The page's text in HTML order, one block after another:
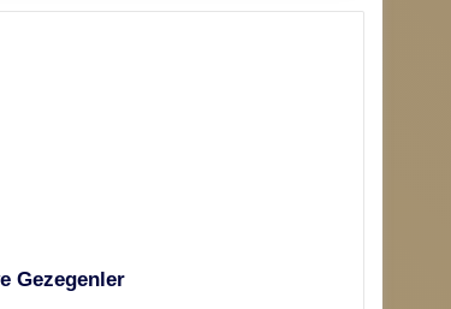
Gezegenler